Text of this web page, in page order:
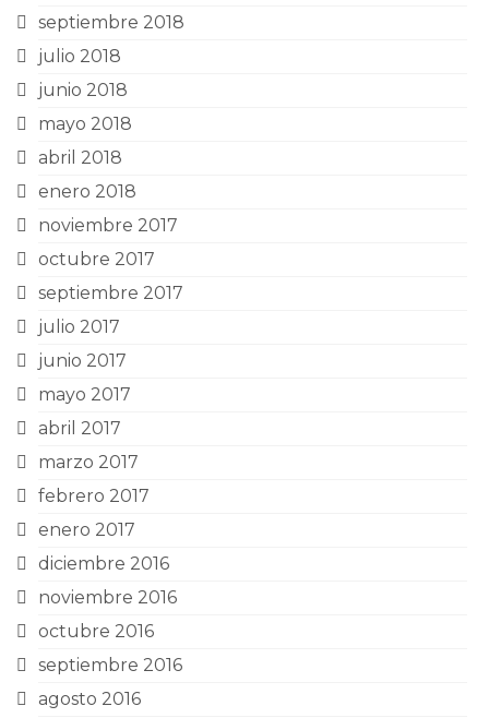
septiembre 2018
julio 2018
junio 2018
mayo 2018
abril 2018
enero 2018
noviembre 2017
octubre 2017
septiembre 2017
julio 2017
junio 2017
mayo 2017
abril 2017
marzo 2017
febrero 2017
enero 2017
diciembre 2016
noviembre 2016
octubre 2016
septiembre 2016
agosto 2016